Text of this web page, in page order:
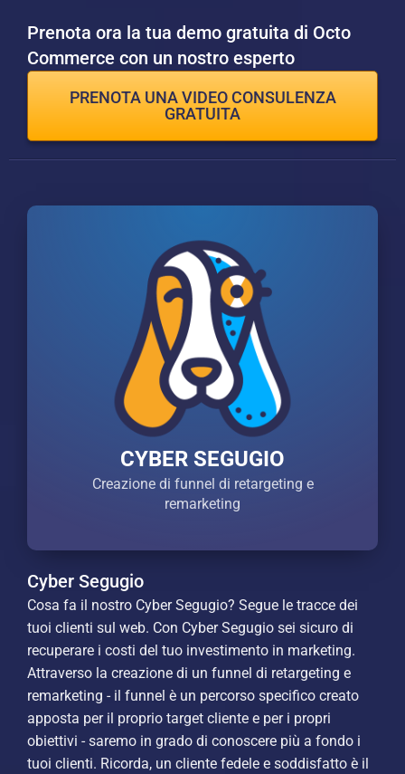
Prenota ora la tua demo gratuita di Octo
Commerce con un nostro esperto
PRENOTA UNA VIDEO CONSULENZA
GRATUITA
CYBER SEGUGIO
Creazione di funnel di retargeting e
remarketing
Cyber Segugio
Cosa fa il nostro Cyber Segugio? Segue le tracce dei
tuoi clienti sul web. Con Cyber Segugio sei sicuro di
recuperare i costi del tuo investimento in marketing.
Attraverso la creazione di un funnel di retargeting e
remarketing - il funnel è un percorso specifico creato
apposta per il proprio target cliente e per i propri
obiettivi - saremo in grado di conoscere più a fondo i
tuoi clienti. Ricorda, un cliente fedele e soddisfatto è il